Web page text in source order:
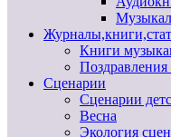
Книги
Сценарии
Сценарии
Весна
Экология